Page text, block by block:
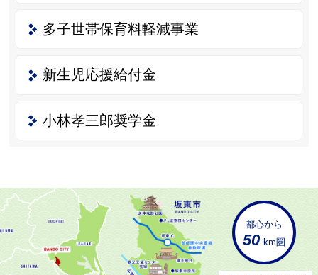
多子世帯保育料軽減事業
新生児応援給付金
小林孝三郎奨学金
都心から
50 km圏